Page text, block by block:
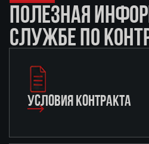
ПОЛЕЗНАЯ
СЛУЖБЕ ПО
УСЛОВИЯ КОНТРАКТА